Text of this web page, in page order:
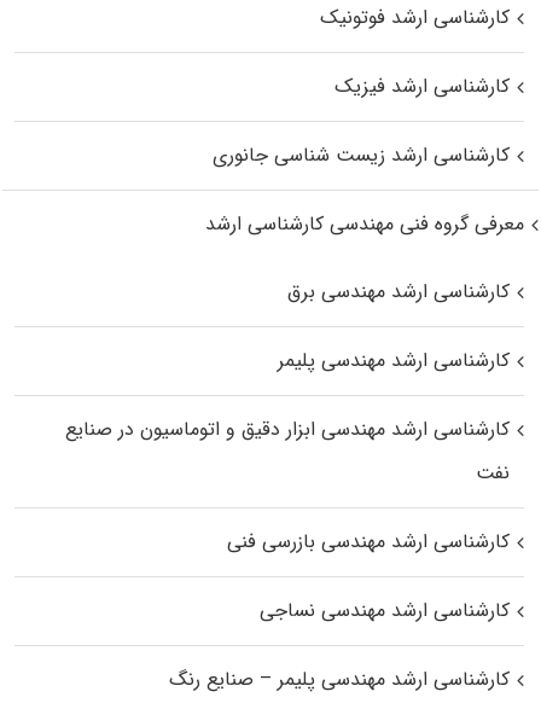
کارشناسی ارشد فوتونیک
کارشناسی ارشد فیزیک
کارشناسی ارشد زیست‌ شناسی جانوری
معرفی گروه فنی مهندسی کارشناسی ارشد
کارشناسی ارشد مهندسی برق
کارشناسی ارشد مهندسی پلیمر
کارشناسی ارشد مهندسی ابزار دقیق و اتوماسیون در صنایع
نفت
کارشناسی ارشد مهندسی بازرسی فنی
کارشناسی ارشد مهندسی نساجی
کارشناسی ارشد مهندسی پلیمر – صنایع رنگ